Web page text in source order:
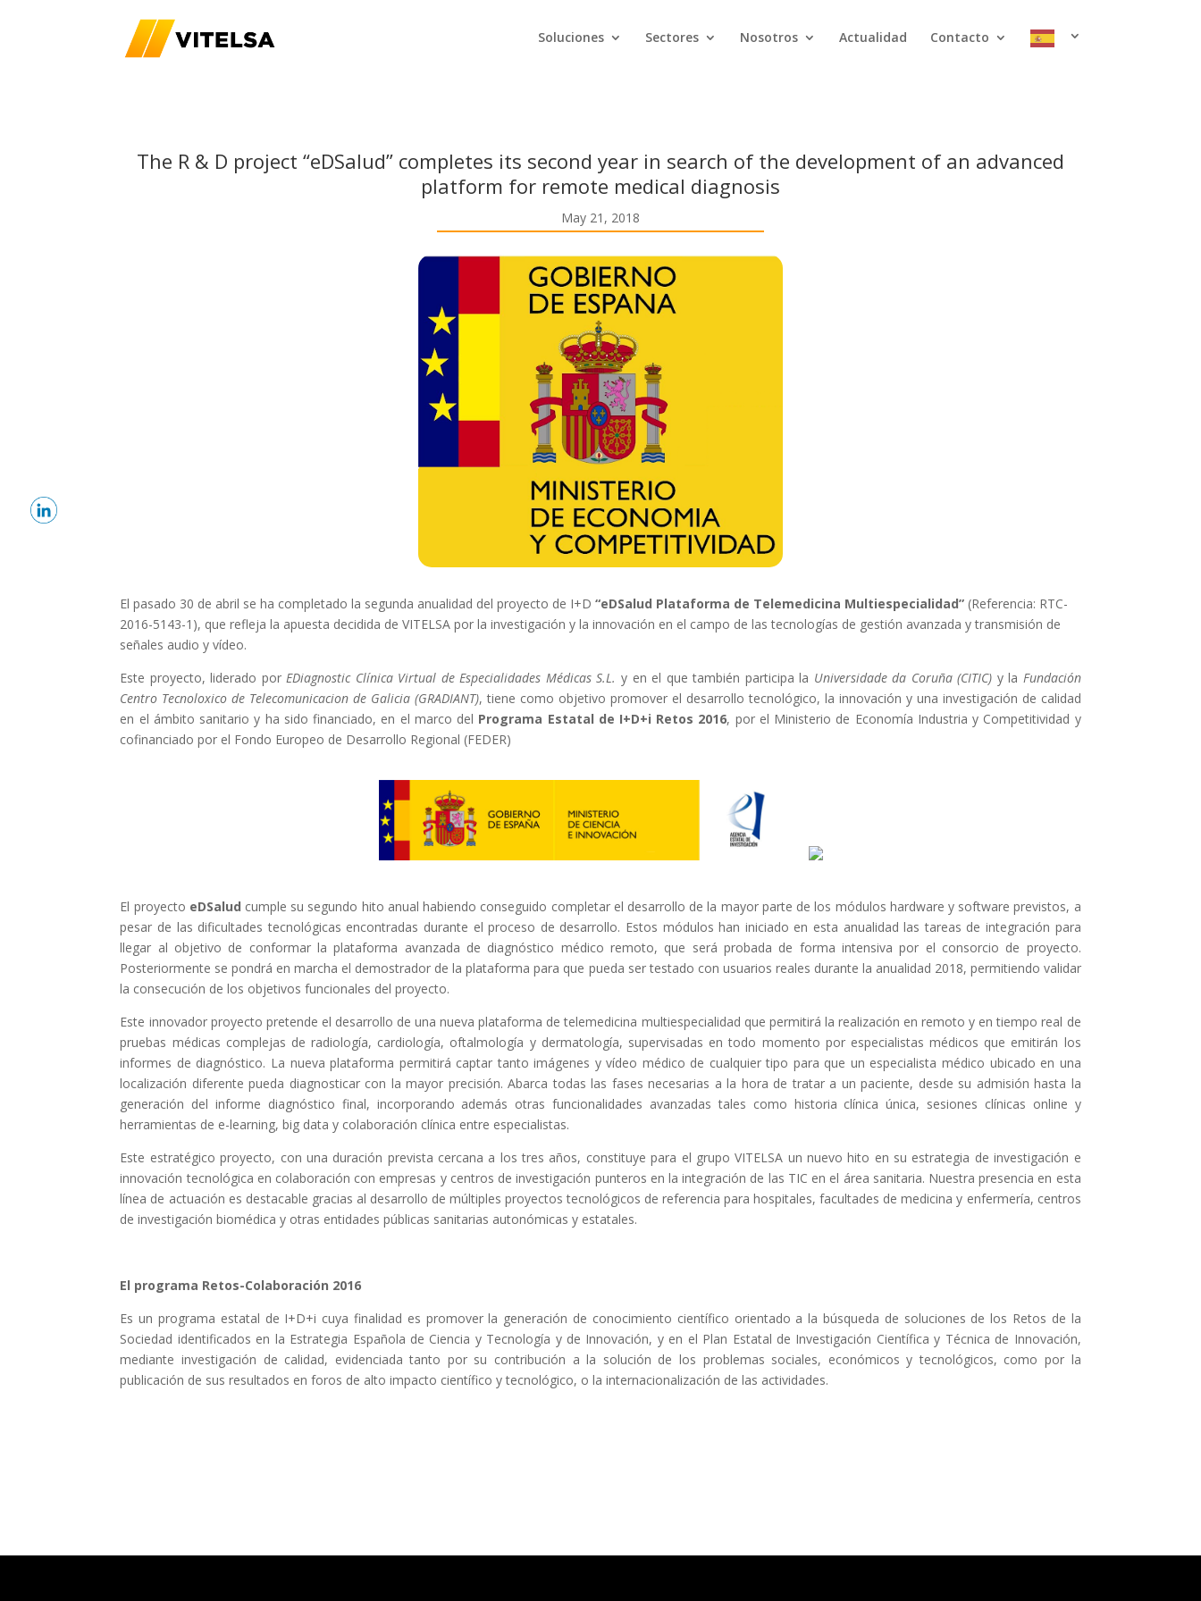
Soluciones Sectores Nosotros Actualidad Contacto
The R & D project “eDSalud” completes its second year in search of the development of an advanced
platform for remote medical diagnosis
May 21, 2018
El pasado 30 de abril se ha completado la segunda anualidad del proyecto de I+D“eDSalud Plataforma de Telemedicina Multiespecialidad” (Referencia: RTC-
2016-5143-1), que refleja la apuesta decidida de VITELSA por la investigación y la innovación en el campo de las tecnologías de gestión avanzada y transmisión de
señales audio y vídeo.
Este proyecto, liderado porEDiagnostic Clínica Virtual de Especialidades Médicas S.L. y en el que también participa la Universidade da Coruña (CITIC) y la Fundación
Centro Tecnoloxico de Telecomunicacion de Galicia (GRADIANT), tiene como objetivo promover el desarrollo tecnológico, la innovación y una investigación de calidad
en el ámbito sanitario y ha sido financiado, en el marco del Programa Estatal de I+D+i Retos 2016, por el Ministerio de Economía Industria y Competitividad y
cofinanciado por el Fondo Europeo de Desarrollo Regional (FEDER)
El proyecto eDSalud cumple su segundo hito anual habiendo conseguido completar el desarrollo de la mayor parte de los módulos hardware y software previstos, a
pesar de las dificultades tecnológicas encontradas durante el proceso de desarrollo. Estos módulos han iniciado en esta anualidad las tareas de integración para
llegar al objetivo de conformar la plataforma avanzada de diagnóstico médico remoto, que será probada de forma intensiva por el consorcio de proyecto.
Posteriormente se pondrá en marcha el demostrador de la plataforma para que pueda ser testado con usuarios reales durante la anualidad 2018, permitiendo validar
la consecución de los objetivos funcionales del proyecto.
Este innovador proyecto pretende el desarrollo de una nueva plataforma de telemedicina multiespecialidad que permitirá la realización en remoto y en tiempo real de
pruebas médicas complejas de radiología, cardiología, oftalmología y dermatología, supervisadas en todo momento por especialistas médicos que emitirán los
informes de diagnóstico. La nueva plataforma permitirá captar tanto imágenes y vídeo médico de cualquier tipo para que un especialista médico ubicado en una
localización diferente pueda diagnosticar con la mayor precisión. Abarca todas las fases necesarias a la hora de tratar a un paciente, desde su admisión hasta la
generación del informe diagnóstico final, incorporando además otras funcionalidades avanzadas tales como historia clínica única, sesiones clínicas online y
herramientas de e-learning, big data y colaboración clínica entre especialistas.
Este estratégico proyecto, con una duración prevista cercana a los tres años, constituye para el grupo VITELSA un nuevo hito en su estrategia de investigación e
innovación tecnológica en colaboración con empresas y centros de investigación punteros en la integración de las TIC en el área sanitaria. Nuestra presencia en esta
línea de actuación es destacable gracias al desarrollo de múltiples proyectos tecnológicos de referencia para hospitales, facultades de medicina y enfermería, centros
de investigación biomédica y otras entidades públicas sanitarias autonómicas y estatales.
El programa Retos-Colaboración 2016
Es un programa estatal de I+D+i cuya finalidad es promover la generación de conocimiento científico orientado a la búsqueda de soluciones de los Retos de la
Sociedad identificados en la Estrategia Española de Ciencia y Tecnología y de Innovación, y en el Plan Estatal de Investigación Científica y Técnica de Innovación,
mediante investigación de calidad, evidenciada tanto por su contribución a la solución de los problemas sociales, económicos y tecnológicos, como por la
publicación de sus resultados en foros de alto impacto científico y tecnológico, o la internacionalización de las actividades.